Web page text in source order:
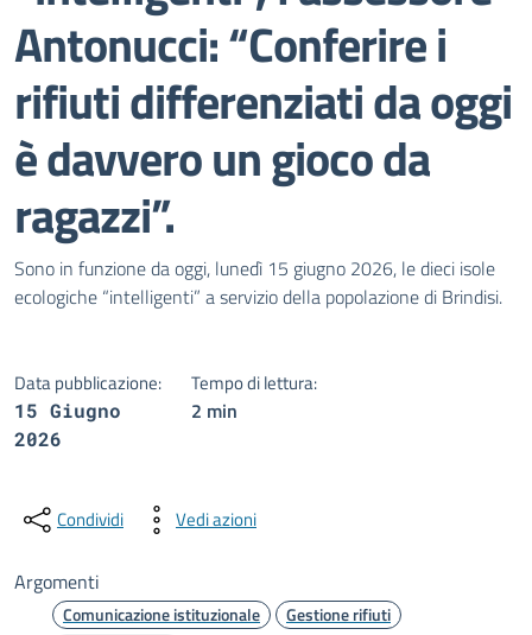
Antonucci: “Conferire i
rifiuti differenziati da oggi
è davvero un gioco da
ragazzi”.
Dettagli della notizia
Sono in funzione da oggi, lunedì 15 giugno 2026, le dieci isole
ecologiche “intelligenti” a servizio della popolazione di Brindisi.
Data pubblicazione:
15 Giugno
2026
Tempo di lettura:
2 min
Condividi Vedi azioni
Argomenti
Comunicazione istituzionale
Gestione rifiuti